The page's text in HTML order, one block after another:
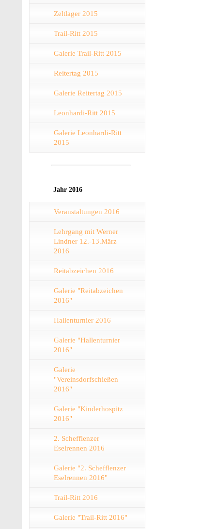
Zeltlager 2015
Trail-Ritt 2015
Galerie Trail-Ritt 2015
Reitertag 2015
Galerie Reitertag 2015
Leonhardi-Ritt 2015
Galerie Leonhardi-Ritt
2015
Jahr 2016
Veranstaltungen 2016
Lehrgang mit Werner
Lindner 12.-13.März
2016
Reitabzeichen 2016
Galerie "Reitabzeichen
2016"
Hallenturnier 2016
Galerie "Hallenturnier
2016"
Galerie
"Vereinsdorfschießen
2016"
Galerie "Kinderhospitz
2016"
2. Schefflenzer
Eselrennen 2016
Galerie "2. Schefflenzer
Eselrennen 2016"
Trail-Ritt 2016
Galerie "Trail-Ritt 2016"